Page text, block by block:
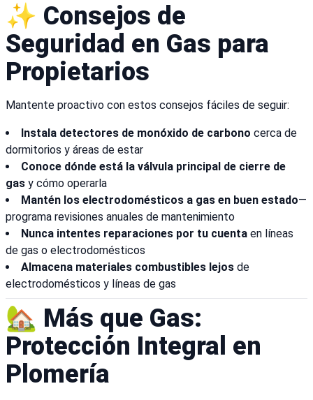
✨ Consejos de
Seguridad en Gas para
Propietarios
Mantente proactivo con estos consejos fáciles de seguir:
Instala detectores de monóxido de carbono cerca de
dormitorios y áreas de estar
Conoce dónde está la válvula principal de cierre de
gas y cómo operarla
Mantén los electrodomésticos a gas en buen estado—
programa revisiones anuales de mantenimiento
Nunca intentes reparaciones por tu cuenta en líneas
de gas o electrodomésticos
Almacena materiales combustibles lejos de
electrodomésticos y líneas de gas
🏡 Más que Gas:
Protección Integral en
Plomería